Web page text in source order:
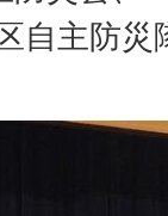
自主防